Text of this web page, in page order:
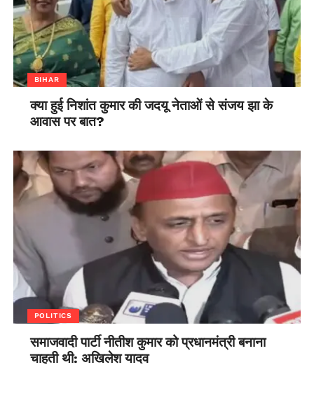
BIHAR
क्या हुई निशांत कुमार की जदयू नेताओं से संजय झा के
आवास पर बात?
POLITICS
समाजवादी पार्टी नीतीश कुमार को प्रधानमंत्री बनाना
चाहती थी: अखिलेश यादव